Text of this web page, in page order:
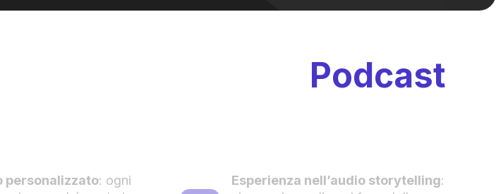
Podcast
personalizzato: ogni
Esperienza nell’audio storytelling: